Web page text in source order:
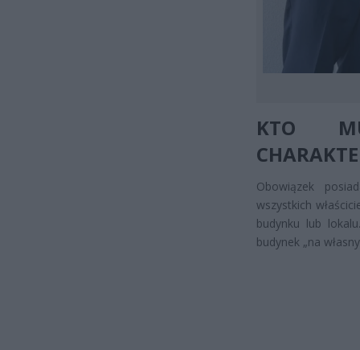
KTO
Obowiązek
wszystkich
budynku lub
budynek „na